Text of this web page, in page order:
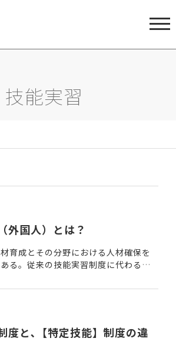
技能実習
外国人）とは？
育成とその分野における人材確保を
る。従来の技能実習制度に代わる制
国内の「労働力減少への対策...
度と､【特定技能】制度の違